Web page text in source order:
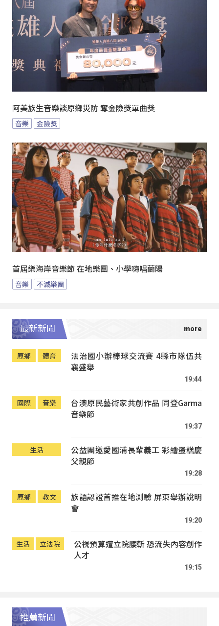
阿美族生音樂談原鄉災防 奪金險獎單曲獎
音樂 金險獎
首屆樂海岸音樂節 在地樂團、小學嗨唱蘭陽
音樂 不滅樂團
最新新聞
原鄉 體育
法治國小辦棒球交流賽 4縣市隊伍共
襄盛舉
19:44
國際 音樂
台澳原民藝術家共創作品 同登Garma
音樂節
19:37
生活
公益團邀愛國浦長輩義工 彩繪蛋糕慶
父親節
19:28
原鄉 教文
族語認證首推在地測驗 屏東舉辦說明
會
19:20
生活 立法院
公視預算遭立院腰斬 恐流失內容創作
人才
19:15
推薦新聞